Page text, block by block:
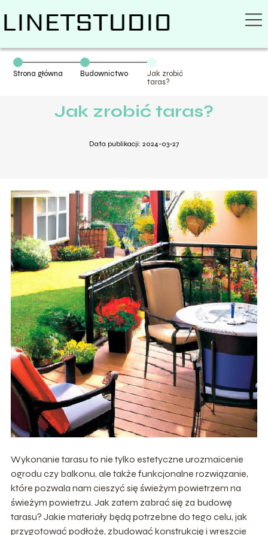
Strona główna Budownictwo
Jak zrobić
taras?
Jak zrobić taras?
Data publikacji: 2024-03-27
Wykonanie tarasu to nie tylko estetyczne urozmaicenie
ogrodu czy balkonu, ale także funkcjonalne rozwiązanie,
które pozwala nam cieszyć się świeżym powietrzem na
świeżym powietrzu. Jak zatem zabrać się za budowę
tarasu? Jakie materiały będą potrzebne do tego celu, jak
przygotować podłoże, zbudować konstrukcję i wreszcie